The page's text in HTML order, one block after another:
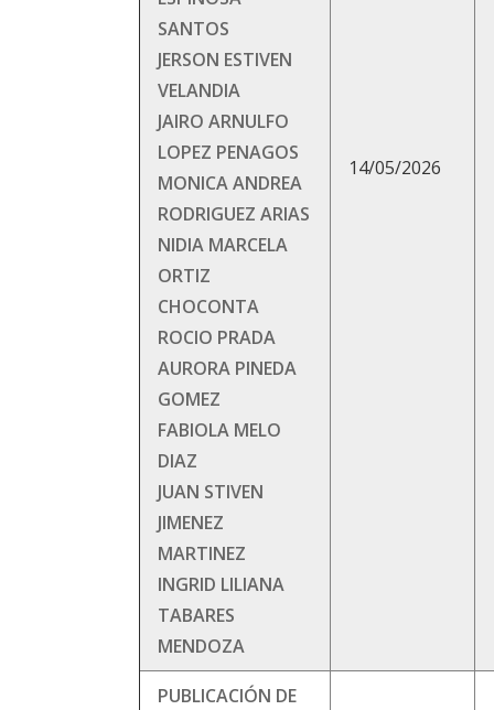
SANTOS
JERSON ESTIVEN
VELANDIA
JAIRO ARNULFO
LOPEZ PENAGOS
MONICA ANDREA
RODRIGUEZ ARIAS
NIDIA MARCELA
ORTIZ
CHOCONTA
ROCIO PRADA
AURORA PINEDA
GOMEZ
FABIOLA MELO
DIAZ
JUAN STIVEN
JIMENEZ
MARTINEZ
INGRID LILIANA
TABARES
MENDOZA
14/05/2026
PUBLICACIÓN DE